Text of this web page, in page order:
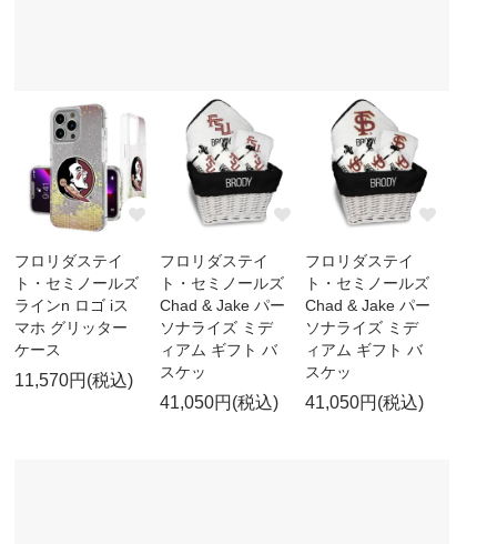
フロリダステイ
ト・セミノールズ
ラインn ロゴ iス
マホ グリッター
ケース
11,570円(税込)
フロリダステイ
ト・セミノールズ
Chad & Jake パー
ソナライズ ミデ
ィアム ギフト バ
スケッ
41,050円(税込)
フロリダステイ
ト・セミノールズ
Chad & Jake パー
ソナライズ ミデ
ィアム ギフト バ
スケッ
41,050円(税込)